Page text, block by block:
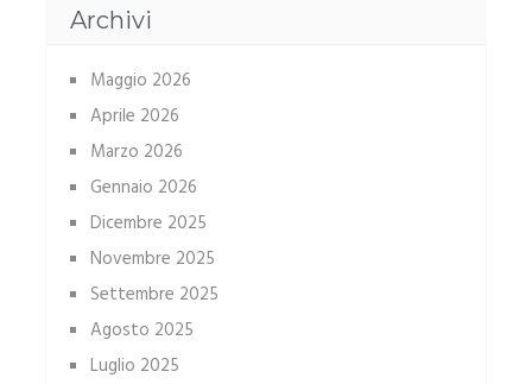
Archivi
Maggio 2026
Aprile 2026
Marzo 2026
Gennaio 2026
Dicembre 2025
Novembre 2025
Settembre 2025
Agosto 2025
Luglio 2025